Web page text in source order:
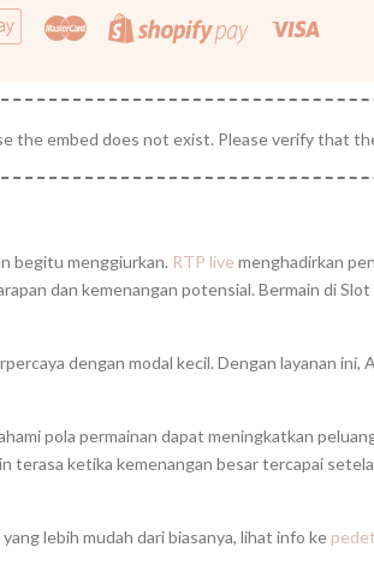
Apple
Pay
Master
Shopify
begitu menggiurkan. RTP live menghadirkan
dan kemenangan potensial. Bermain di
dengan modal kecil. Dengan layanan
pola permainan dapat meningkatkan
ketika kemenangan besar tercapai
lebih mudah dari biasanya, lihat info ke